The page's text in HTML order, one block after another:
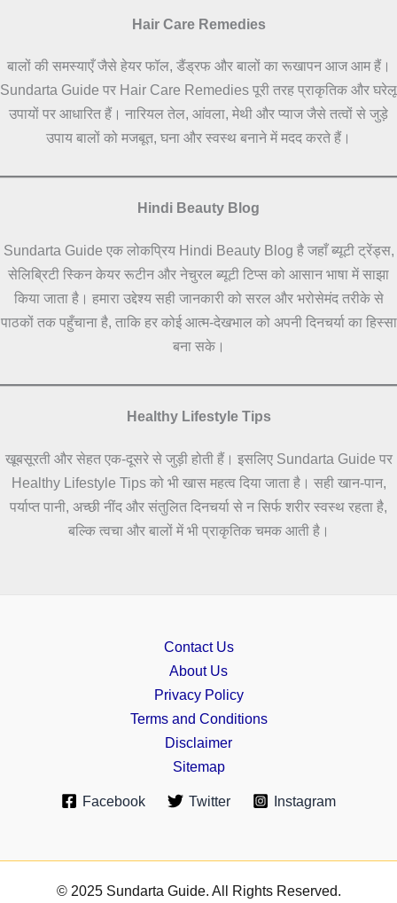
Hair Care Remedies
बालों की समस्याएँ जैसे हेयर फॉल, डैंड्रफ और बालों का रूखापन आज आम हैं।
Sundarta Guide पर Hair Care Remedies पूरी तरह प्राकृतिक और घरेलू
उपायों पर आधारित हैं। नारियल तेल, आंवला, मेथी और प्याज जैसे तत्वों से जुड़े
उपाय बालों को मजबूत, घना और स्वस्थ बनाने में मदद करते हैं।
Hindi Beauty Blog
Sundarta Guide एक लोकप्रिय Hindi Beauty Blog है जहाँ ब्यूटी ट्रेंड्स,
सेलिब्रिटी स्किन केयर रूटीन और नेचुरल ब्यूटी टिप्स को आसान भाषा में साझा
किया जाता है। हमारा उद्देश्य सही जानकारी को सरल और भरोसेमंद तरीके से
पाठकों तक पहुँचाना है, ताकि हर कोई आत्म-देखभाल को अपनी दिनचर्या का हिस्सा
बना सके।
Healthy Lifestyle Tips
खूबसूरती और सेहत एक-दूसरे से जुड़ी होती हैं। इसलिए Sundarta Guide पर
Healthy Lifestyle Tips को भी खास महत्व दिया जाता है। सही खान-पान,
पर्याप्त पानी, अच्छी नींद और संतुलित दिनचर्या से न सिर्फ शरीर स्वस्थ रहता है,
बल्कि त्वचा और बालों में भी प्राकृतिक चमक आती है।
Contact Us
About Us
Privacy Policy
Terms and Conditions
Disclaimer
Sitemap
Facebook Twitter Instagram
© 2025 Sundarta Guide. All Rights Reserved.